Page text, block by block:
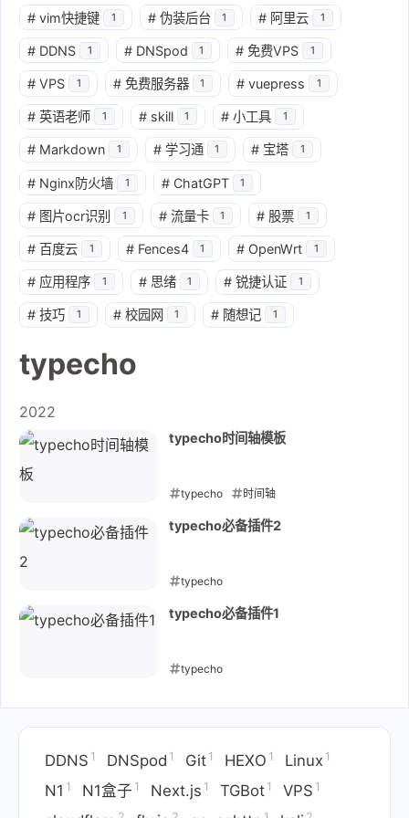
# vim快捷键 1 # 伪装后台 1 # 阿里云 1
# DDNS 1 # DNSpod 1 # 免费VPS 1
# VPS 1 # 免费服务器 1 # vuepress 1
# 英语老师 1 # skill 1 # 小工具 1
# Markdown 1 # 学习通 1 # 宝塔 1
# Nginx防火墙 1 # ChatGPT 1
# 图片ocr识别 1 # 流量卡 1 # 股票 1
# 百度云 1 # Fences4 1 # OpenWrt 1
# 应用程序 1 # 思绪 1 # 锐捷认证 1
# 技巧 1 # 校园网 1 # 随想记 1
typecho
2022
typecho时间轴模板
typecho 时间轴
2022-05-21
typecho必备插件2
typecho
2022-05-20
typecho必备插件1
typecho
DDNS 1 DNSpod 1 Git 1 HEXO 1 Linux 1
N1 1 N1盒子 1 Next.js 1 TGBot 1 VPS 1